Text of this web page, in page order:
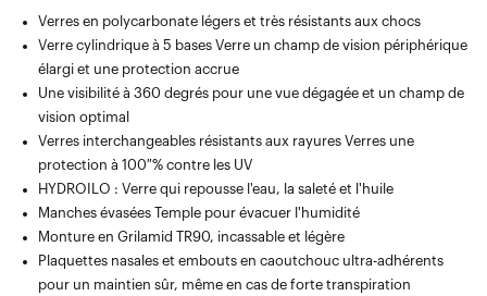
Verres en polycarbonate légers et très résistants aux chocs
Verre cylindrique à 5 bases Verre un champ de vision périphérique
élargi et une protection accrue
Une visibilité à 360 degrés pour une vue dégagée et un champ de
vision optimal
Verres interchangeables résistants aux rayures Verres une
protection à 100 % contre les UV
HYDROILO : Verre qui repousse l'eau, la saleté et l'huile
Manches évasées Temple pour évacuer l'humidité
Monture en Grilamid TR90, incassable et légère
Plaquettes nasales et embouts en caoutchouc ultra-adhérents
pour un maintien sûr, même en cas de forte transpiration